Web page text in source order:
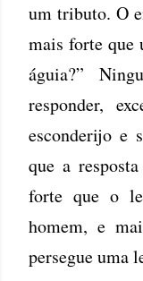
um tributo. O
mais forte que
águia?”
responder,
esconderijo e
que a
forte que o
homem, e
persegue uma